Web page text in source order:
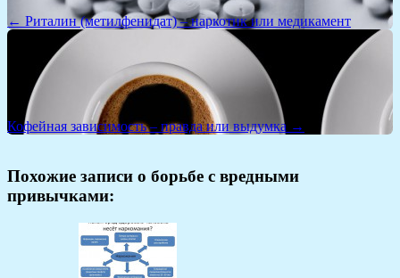
← Риталин (метилфенидат) – наркотик или медикамент
Кофейная зависимость – правда или выдумка →
Похожие записи о борьбе с вредными
привычками: